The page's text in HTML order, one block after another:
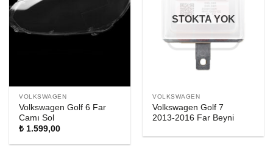
VOLKSWAGEN
Volkswagen Golf 6 Far
Camı Sol
₺ 1.599,00
STOKTA YOK
VOLKSWAGEN
Volkswagen Golf 7
2013-2016 Far Beyni